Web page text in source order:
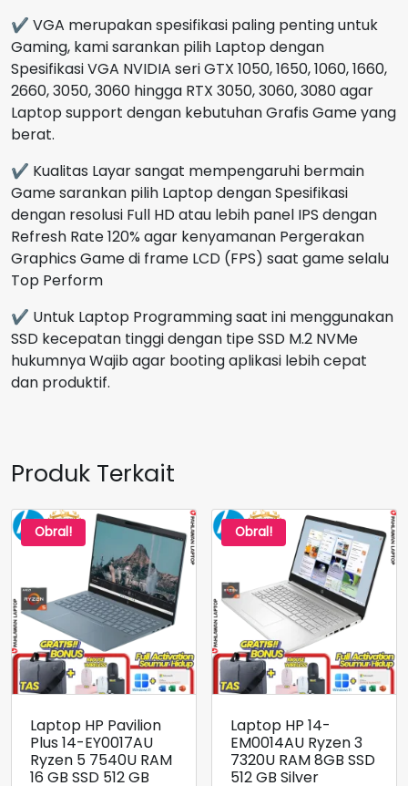
✔ VGA merupakan spesifikasi paling penting untuk
Gaming, kami sarankan pilih Laptop dengan
Spesifikasi VGA NVIDIA seri GTX 1050, 1650, 1060, 1660,
2660, 3050, 3060 hingga RTX 3050, 3060, 3080 agar
Laptop support dengan kebutuhan Grafis Game yang
berat.
✔ Kualitas Layar sangat mempengaruhi bermain
Game sarankan pilih Laptop dengan Spesifikasi
dengan resolusi Full HD atau lebih panel IPS dengan
Refresh Rate 120% agar kenyamanan Pergerakan
Graphics Game di frame LCD (FPS) saat game selalu
Top Perform
✔ Untuk Laptop Programming saat ini menggunakan
SSD kecepatan tinggi dengan tipe SSD M.2 NVMe
hukumnya Wajib agar booting aplikasi lebih cepat
dan produktif.
Produk Terkait
Obral!
Laptop HP Pavilion
Plus 14-EY0017AU
Ryzen 5 7540U RAM
16 GB SSD 512 GB
Obral!
Laptop HP 14-
EM0014AU Ryzen 3
7320U RAM 8GB SSD
512 GB Silver